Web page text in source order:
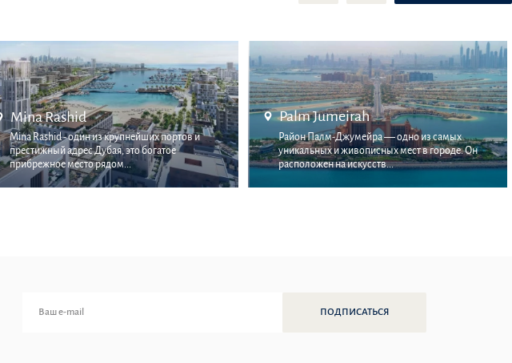
Palm Jumeirah
Район Палм-Джумейра — одно из самых
уникальных и живописных мест в городе. Он
расположен на искусств...
Bluewaters Island
Bluewaters Island — крупномасштабный проект
от застройщика Meraas, находящийся на
побережье района J...
ПОДПИСАТЬСЯ